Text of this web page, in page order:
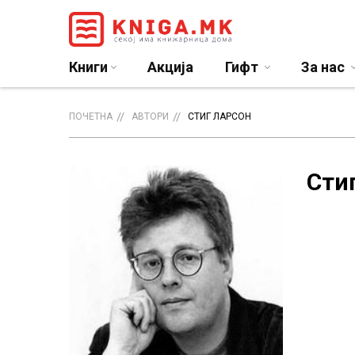
Книги Акција Гифт За нас
ПОЧЕТНА АВТОРИ СТИГ ЛАРСОН